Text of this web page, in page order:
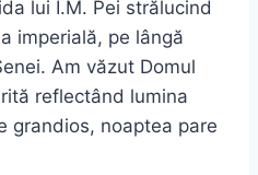
lui I.M. Pei strălucind
imperială, pe lângă
Am văzut Domul
reflectând lumina
grandios, noaptea pare